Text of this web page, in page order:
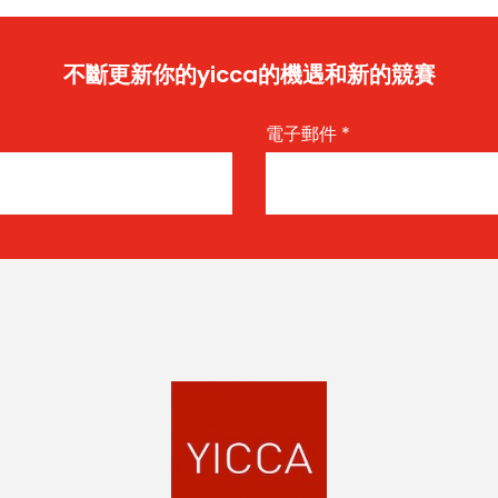
不斷更新你的yicca的機遇和新的競賽
電子郵件 *